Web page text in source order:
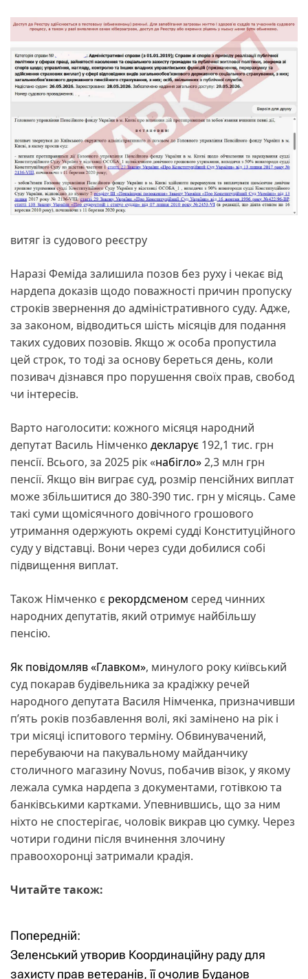
витяг із судового реєстру
Наразі Феміда залишила позов без руху і чекає від
нардепа доказів щодо поважності причин пропуску
строків звернення до адміністративного суду. Адже,
за законом, відводиться шість місяців для подання
таких судових позовів. Якщо ж особа пропустила
цей строк, то тоді за основу береться день, коли
позивач дізнався про порушення своїх прав, свобод
чи інтересів.
Варто наголосити: кожного місяця народний
депутат Василь Німченко декларує 192,1 тис. грн
пенсії. Всього, за 2025 рік «набігло»2,3 млн грн
пенсії. Якщо він виграє суд, розмір пенсійних виплат
може збільшитися до 380-390 тис. грн у місяць. Саме
такі суми щомісячного довічного грошового
утримання одержують окремі судді Конституційного
суду у відставці. Вони через суди добилися собі
підвищення виплат.
Також Німченко є рекордсменом серед чинних
народних депутатів, який отримує найбільшу
пенсію.
Як повідомляв «Главком», минулого року київський
суд покарав будівельника за крадіжку речей
народного депутата Василя Німченка, призначивши
п’ять років позбавлення волі, які замінено на рік і
три місяці іспитового терміну. Обвинувачений,
перебуваючи на пакувальному майданчику
столичного магазину Novus, побачив візок, у якому
лежала сумка нардепа з документами, готівкою та
банківськими картками. Упевнившись, що за ним
ніхто не спостерігає, чоловік викрав цю сумку. Через
чотири години після вчинення злочину
правоохоронці затримали крадія.
Читайте також:
Н
а
Попередній:
Зеленський утворив Координаційну раду для
захисту прав ветеранів, її очолив Буданов